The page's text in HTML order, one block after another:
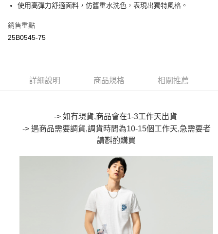
街口支付
悠遊付
大哥付你分期
1.本服務由台灣大哥大提供，台灣大哥大用戶可立即使用無須另外申請。
2.付款方式選擇「大哥付你分期」，訂單成立後會自動跳轉到大哥付的交易
流程，驗證手機門號後，選擇欲分期的期數、繳款截止日，確認付款後即完
4.訂單成立30分鐘內，如未前往確認交易或遇審核未通過，訂單將自動取
消。如遇「轉專審核」未通過狀況，表示未達大哥付你分期系統評分，恕無
1.分期款項不併入電信帳單，「大哥付你分期」於每月結算日後寄送繳費提
2.透過簡訊連結打開帳單後，可選擇「超商條碼／台灣大直營門市／銀行轉
帳／街口支付／iPASS MONEY」等通路繳費。
相關說明
【關於「AFTEE先享後付」】
AFTEE先享後付是「在收到商品之後才付款」的支付方式。 讓您購物簡單
１．簡單：不需註冊會員、不需綁卡、不需儲值。
２．便利：只要手機號碼，簡訊認證，即可結帳。
３．安心：先確認商品／服務後，再付款。
【「AFTEE先享後付」結帳流程】
１．於結帳方式選擇「AFTEE先享後付」後，將跳轉至「AFTEE先享後付」
結帳頁面，進行簡訊認證並確認金額後，即可完成結帳。
２．訂單成立數日內，您將收到繳費通知簡訊。
３．收到繳費通知簡訊後14天內，點擊此簡訊中的連結，可透過四大超商／
每筆NT$80，滿NT$888(含以上)免運費
每筆NT$80，滿NT$888(含以上)免運費
使用高彈力舒適面料，仿舊重水洗色，表現出獨特風格。
銷售重點
25B0545-75
詳細說明 商品規格 相關推薦
-> 如有現貨,商品會在1-3工作天出貨
-> 遇商品需要調貨,調貨時間為10-15個工作天,急需要者
請斟酌購買